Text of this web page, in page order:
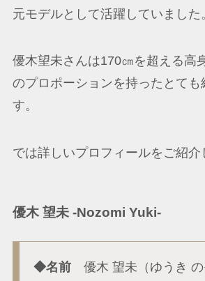
元モデルとして活躍していました
優木望未さんは170㎝を超える高
のプロポーションを持ったとても
す。
では詳しいプロフィールをご紹介
優木 望未 -Nozomi Yuki-
◆名前優木 望未（ゆうき の